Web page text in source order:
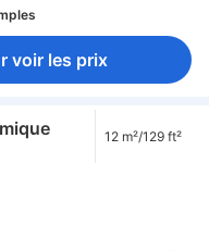
voir les prix
12 m²/129 ft²